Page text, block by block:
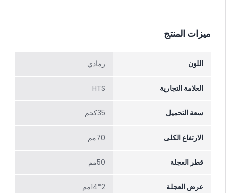
ميزات المنتج
اللون رمادي
العلامة التجارية HTS
سعة التحميل 35كجم
الارتفاع الکلی 70مم
قطر العجلة 50مم
عرض العجلة 2*14مم